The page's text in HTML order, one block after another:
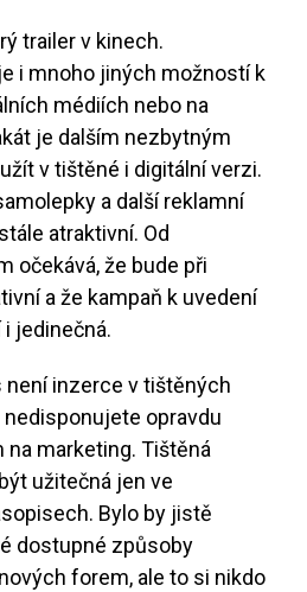
trailer v kinech.
i mnoho jiných možností k
médiích nebo na
je dalším nezbytným
v tištěné i digitální verzi.
a další reklamní
atraktivní. Od
očekává, že bude při
a že kampaň k uvedení
jedinečná.
není inzerce v tištěných
opravdu
marketing. Tištěná
užitečná jen ve
Bylo by jistě
dostupné způsoby
forem, ale to si nikdo